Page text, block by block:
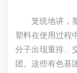
笼统地讲，
塑料在使用过程
分子出现重排、
团。这些有色基